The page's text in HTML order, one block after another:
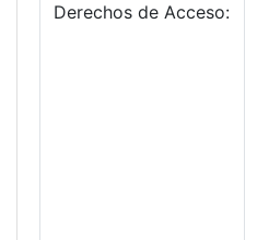
Derechos de Acceso: